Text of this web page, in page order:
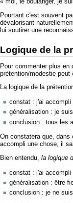
« moi, le boulanger, je
Pourtant c'est souvent
dévalorisant
lui soutirer une
Logique de la
Pour commenter plus
prétention/modestie peut
La logique de la
constat : j'ai
généralisation : je
conclusion : tous les
On constatera que, dans
accompli une chose, il
Bien entendu, la logique
constat : j'ai accompli
généralisation : être
conclusion : je ne